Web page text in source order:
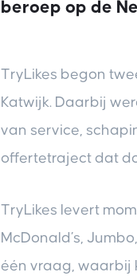
beroep op de
TryLikes begon
Katwijk. Daarbij
van service,
offertetraject dat
TryLikes levert
McDonald’s,
één vraag, waarbij